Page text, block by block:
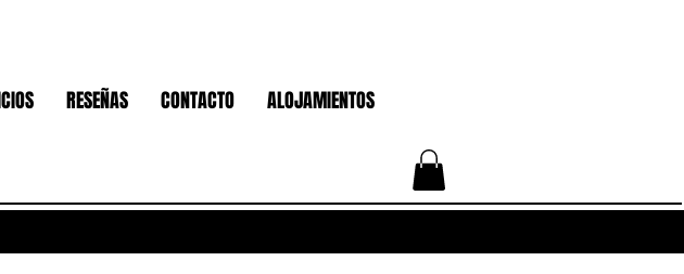
RESEÑAS CONTACTO ALOJAMIENTOS